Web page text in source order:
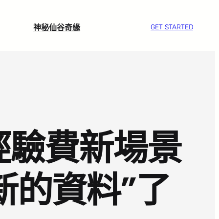
神秘仙谷奇緣 GET STARTED
費新場景
的資料”了